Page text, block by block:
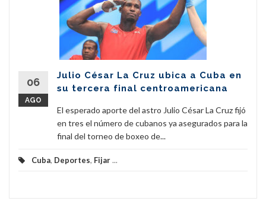
06
AGO
Julio César La Cruz ubica a Cuba en
su tercera final centroamericana
El esperado aporte del astro Julio César La Cruz fijó
en tres el número de cubanos ya asegurados para la
final del torneo de boxeo de...
Cuba, Deportes, Fijar...